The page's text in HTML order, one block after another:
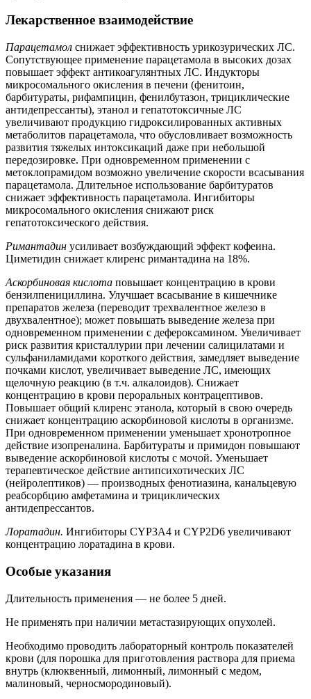
Лекарственное взаимодействие
Парацетамол снижает эффективность урикозурических ЛС.
Сопутствующее применение парацетамола в высоких дозах
повышает эффект антикоагулянтных ЛС. Индукторы
микросомального окисления в печени (фенитоин,
барбитураты, рифампицин, фенилбутазон, трициклические
антидепрессанты), этанол и гепатотоксичные ЛС
увеличивают продукцию гидроксилированных активных
метаболитов парацетамола, что обусловливает возможность
развития тяжелых интоксикаций даже при небольшой
передозировке. При одновременном применении с
метоклопрамидом возможно увеличение скорости всасывания
парацетамола. Длительное использование барбитуратов
снижает эффективность парацетамола. Ингибиторы
микросомального окисления снижают риск
гепатотоксического действия.
Римантадин усиливает возбуждающий эффект кофеина.
Циметидин снижает клиренс римантадина на 18%.
Аскорбиновая кислота повышает концентрацию в крови
бензилпенициллина. Улучшает всасывание в кишечнике
препаратов железа (переводит трехвалентное железо в
двухвалентное); может повышать выведение железа при
одновременном применении с дефероксамином. Увеличивает
риск развития кристаллурии при лечении салицилатами и
сульфаниламидами короткого действия, замедляет выведение
почками кислот, увеличивает выведение ЛС, имеющих
щелочную реакцию (в т.ч. алкалоидов). Снижает
концентрацию в крови пероральных контрацептивов.
Повышает общий клиренс этанола, который в свою очередь
снижает концентрацию аскорбиновой кислоты в организме.
При одновременном применении уменьшает хронотропное
действие изопреналина. Барбитураты и примидон повышают
выведение аскорбиновой кислоты с мочой. Уменьшает
терапевтическое действие антипсихотических ЛС
(нейролептиков) — производных фенотиазина, канальцевую
реабсорбцию амфетамина и трициклических
антидепрессантов.
Лоратадин. Ингибиторы CYP3A4 и CYP2D6 увеличивают
концентрацию лоратадина в крови.
Особые указания
Длительность применения — не более 5 дней.
Не применять при наличии метастазирующих опухолей.
Необходимо проводить лабораторный контроль показателей
крови (для порошка для приготовления раствора для приема
внутрь (клюквенный, лимонный, лимонный с медом,
малиновый, черносмородиновый).